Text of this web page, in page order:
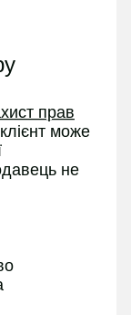
прав
може
не